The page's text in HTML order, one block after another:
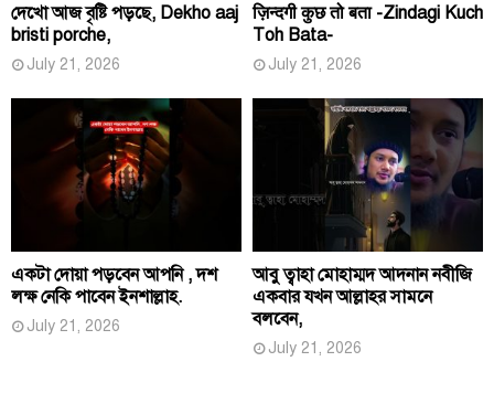
দেখো আজ বৃষ্টি পড়ছে, Dekho aaj
bristi porche,
July 21, 2026
ज़िन्दगी कुछ तो बता -Zindagi Kuch
Toh Bata-
July 21, 2026
একটা দোয়া পড়বেন আপনি , দশ
লক্ষ নেকি পাবেন ইনশাল্লাহ.
July 21, 2026
আবু ত্বাহা মোহাম্মদ আদনান নবীজি
একবার যখন আল্লাহর সামনে
বলবেন,
July 21, 2026